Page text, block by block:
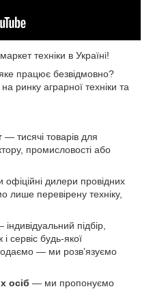
техніки в Україні!
працює безвідмовно?
ринку аграрної техніки та
— тисячі товарів для
промисловості або
дилери провідних
лише перевірену техніку,
індивідуальний підбір,
і сервіс будь-якої
— ми розв’язуємо
осіб — ми пропонуємо